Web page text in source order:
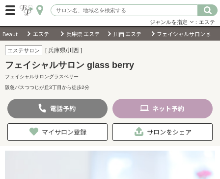
会員登録 （無料）
キーワード検索
ジャンルを選択
ジャンルを指定 ：エステ
BeautyPark エステサロン 兵庫県 エステサロン 川西 エステサロン フェイシャルサロン glass berry
エステサロン [ 兵庫県/川西 ]
フェイシャルサロン glass berry
フェイシャルサロングラスベリー
阪急バスつつじが丘3丁目から徒歩2分
電話予約 ネット予約
マイサロン登録 サロンをシェア